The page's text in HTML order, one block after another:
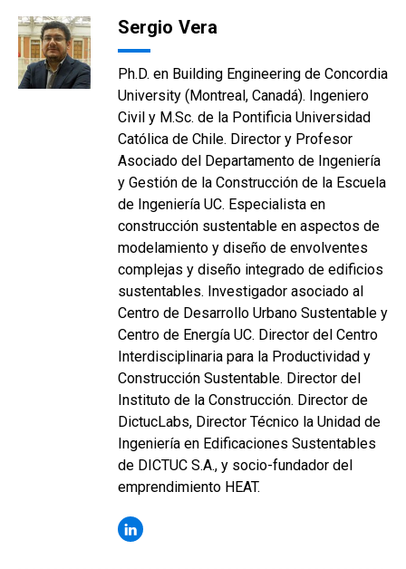
Sergio Vera
Ph.D. en Building Engineering de Concordia
University (Montreal, Canadá). Ingeniero
Civil y M.Sc. de la Pontificia Universidad
Católica de Chile. Director y Profesor
Asociado del Departamento de Ingeniería
y Gestión de la Construcción de la Escuela
de Ingeniería UC. Especialista en
construcción sustentable en aspectos de
modelamiento y diseño de envolventes
complejas y diseño integrado de edificios
sustentables. Investigador asociado al
Centro de Desarrollo Urbano Sustentable y
Centro de Energía UC. Director del Centro
Interdisciplinaria para la Productividad y
Construcción Sustentable. Director del
Instituto de la Construcción. Director de
DictucLabs, Director Técnico la Unidad de
Ingeniería en Edificaciones Sustentables
de DICTUC S.A., y socio-fundador del
emprendimiento HEAT.